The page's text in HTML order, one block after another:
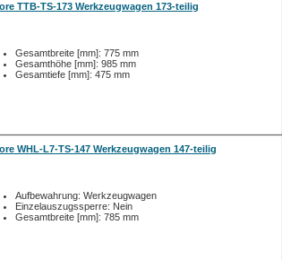
TTB-TS-173 Werkzeugwagen 173-teilig
Gesamtbreite [mm]: 775 mm
Gesamthöhe [mm]: 985 mm
Gesamtiefe [mm]: 475 mm
WHL-L7-TS-147 Werkzeugwagen 147-teilig
Aufbewahrung: Werkzeugwagen
Einzelauszugssperre: Nein
Gesamtbreite [mm]: 785 mm